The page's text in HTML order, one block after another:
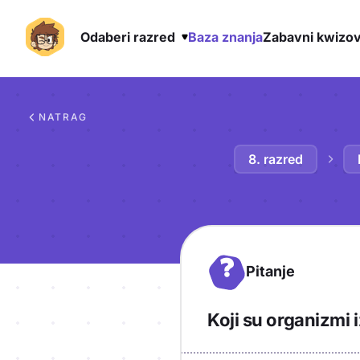
Odaberi razred Baza znanjaZabavni
NATRAG
8. razred
? Pitanje
Koji su organizmi